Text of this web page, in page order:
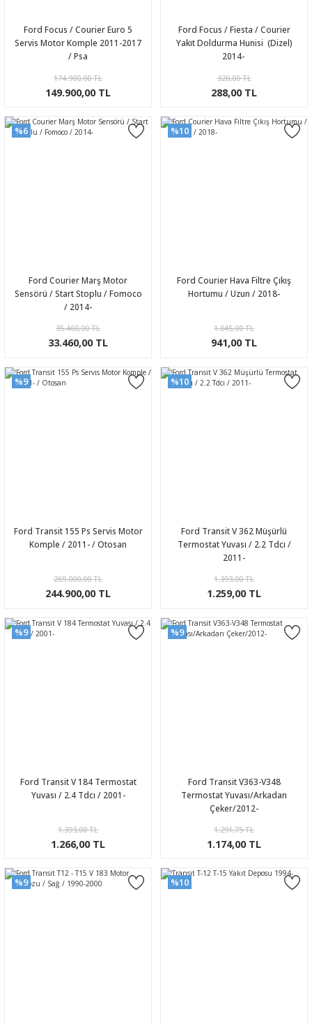
Ford Focus / Courier Euro 5
Servis Motor Komple 2011-2017
/ Psa
174.900,00 TL
149.900,00 TL
Ford Focus / Fiesta / Courier
Yakıt Doldurma Hunisi (Dizel)
2014-
320,00 TL
288,00 TL
%6
Ford Courier Marş Motor
Sensörü / Start Stoplu / Fomoco
/ 2014-
35.460,00 TL
33.460,00 TL
%10
Ford Courier Hava Filtre Çıkış
Hortumu / Uzun / 2018-
1.045,00 TL
941,00 TL
%9
Ford Transit 155 Ps Servis Motor
Komple / 2011- / Otosan
269.000,00 TL
244.900,00 TL
%10
Ford Transit V 362 Müşürlü
Termostat Yuvası / 2.2 Tdcı /
2011-
1.393,00 TL
1.259,00 TL
%9
Ford Transit V 184 Termostat
Yuvası / 2.4 Tdcı / 2001-
1.393,00 TL
1.266,00 TL
%9
Ford Transit V363-V348
Termostat Yuvası/Arkadan
Çeker/2012-
1.291,75 TL
1.174,00 TL
%9 %10